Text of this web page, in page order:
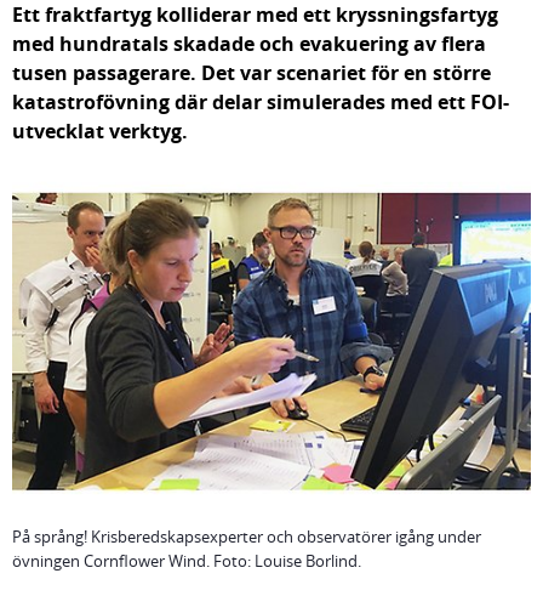
Ett fraktfartyg kolliderar med ett kryssnings­fartyg
med hundratals skadade och evakuering av flera
tusen passagerare. Det var scenariet för en större
katastrof­övning där delar simulerades med ett FOI-
utvecklat verktyg.
På språng! Krisberedskapsexperter och observatörer igång under
övningen Cornflower Wind. Foto: Louise Borlind.